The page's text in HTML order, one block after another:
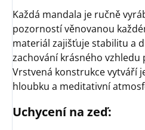
Každá mandala je ručně
pozorností věnovanou
materiál zajišťuje stabilitu a
zachování krásného
Vrstvená konstrukce vytváří
hloubku a meditativní
Uchycení na zeď: